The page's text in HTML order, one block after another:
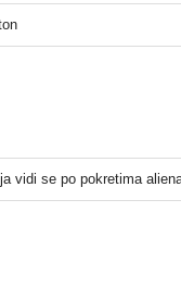
vidi se po pokretima